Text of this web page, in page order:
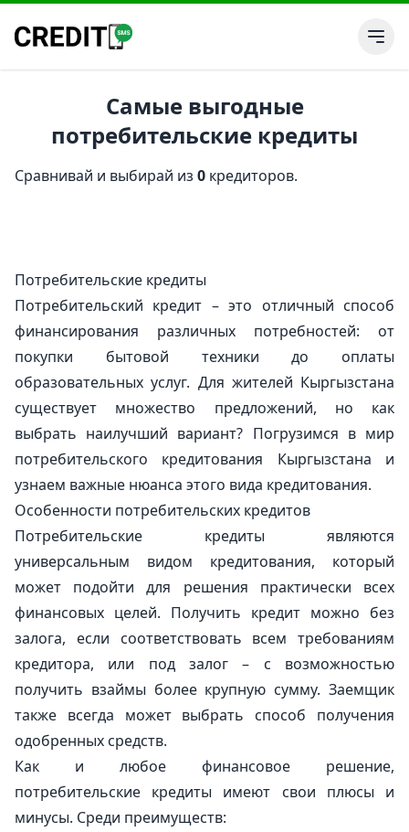
Самые выгодные
потребительские кредиты
Сравнивай и выбирай из 0 кредиторов.
Потребительские кредиты
Потребительский кредит – это отличный способ
финансирования различных потребностей: от
покупки бытовой техники до оплаты
образовательных услуг. Для жителей Кыргызстана
существует множество предложений, но как
выбрать наилучший вариант? Погрузимся в мир
потребительского кредитования Кыргызстана и
узнаем важные нюанса этого вида кредитования.
Особенности потребительских кредитов
Потребительские кредиты являются
универсальным видом кредитования, который
может подойти для решения практически всех
финансовых целей. Получить кредит можно без
залога, если соответствовать всем требованиям
кредитора, или под залог – с возможностью
получить взаймы более крупную сумму. Заемщик
также всегда может выбрать способ получения
одобренных средств.
Как и любое финансовое решение,
потребительские кредиты имеют свои плюсы и
минусы. Среди преимуществ: